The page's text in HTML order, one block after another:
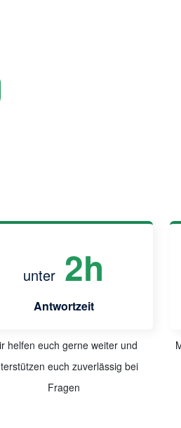
unter 2h
Antwortzeit
helfen euch gerne weiter und
euch zuverlässig bei
Fragen